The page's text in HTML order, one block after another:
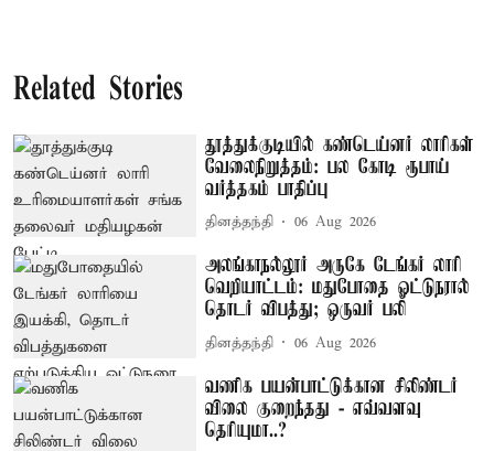
Related Stories
தூத்துக்குடியில் கண்டெய்னர் லாரிகள்
வேலைநிறுத்தம்: பல கோடி ரூபாய்
வர்த்தகம் பாதிப்பு
தினத்தந்தி 06 Aug 2026
அலங்காநல்லூர் அருகே டேங்கர் லாரி
வெறியாட்டம்: மதுபோதை ஓட்டுநரால்
தொடர் விபத்து; ஒருவர் பலி
தினத்தந்தி 06 Aug 2026
வணிக பயன்பாட்டுக்கான சிலிண்டர்
விலை குறைந்தது - எவ்வளவு
தெரியுமா..?